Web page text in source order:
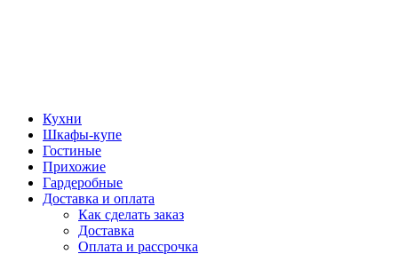
Кухни
Шкафы-купе
Гостиные
Прихожие
Гардеробные
Доставка и оплата
Как сделать заказ
Доставка
Оплата и рассрочка